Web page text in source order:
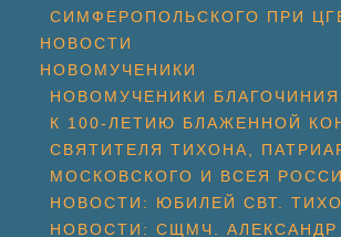
СИМФЕРОПОЛЬСКОГО ПРИ
НОВОСТИ
НОВОМУЧЕНИКИ
НОВОМУЧЕНИКИ БЛАГОЧИНИЯ
К 100-ЛЕТИЮ БЛАЖЕННОЙ
СВЯТИТЕЛЯ ТИХОНА,
МОСКОВСКОГО И ВСЕЯ
НОВОСТИ: ЮБИЛЕЙ СВТ.
НОВОСТИ: СЩМЧ.